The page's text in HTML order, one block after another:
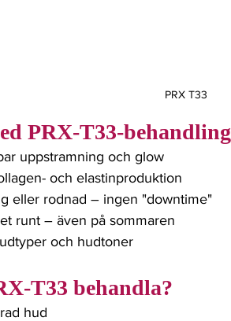
PRX T33
PRX-T33-behandling
uppstramning och glow
och elastinproduktion
eller rodnad – ingen "downtime"
runt – även på sommaren
och hudtoner
T33 behandla?
hud